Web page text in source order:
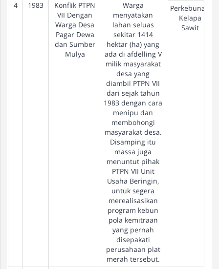
4
1983
Konflik PTPN
VII Dengan
Warga Desa
Pagar Dewa
dan Sumber
Mulya
Warga
menyatakan
lahan seluas
sekitar 1414
hektar (ha) yang
ada di afdelling V
milik masyarakat
desa yang
diambil PTPN VII
dari sejak tahun
1983 dengan cara
menipu dan
membohongi
masyarakat desa.
Disamping itu
massa juga
menuntut pihak
PTPN VII Unit
Usaha Beringin,
untuk segera
merealisasikan
program kebun
pola kemitraan
yang pernah
disepakati
perusahaan plat
merah tersebut.
Perkebunan
Kelapa
Sawit